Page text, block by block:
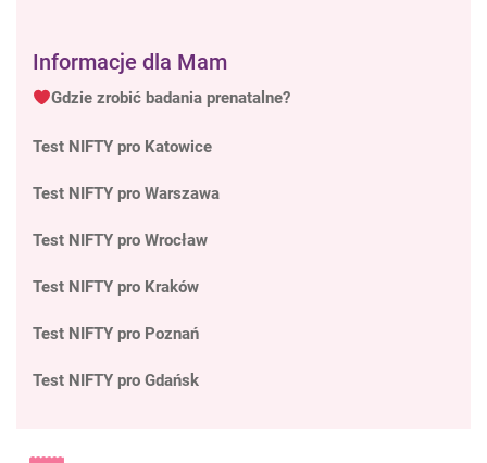
Informacje dla Mam
Gdzie zrobić badania prenatalne?
Test NIFTY pro Katowice
Test NIFTY pro Warszawa
Test NIFTY pro Wrocław
Test NIFTY pro Kraków
Test NIFTY pro Poznań
Test NIFTY pro Gdańsk